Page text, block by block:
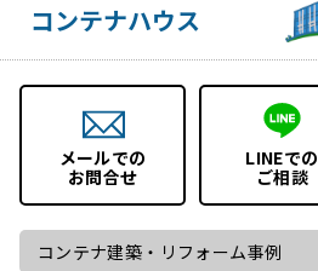
コンテナハウス
メールでの
お問合せ
LINEでの
ご相談
コンテナ建築・ リフォーム事例